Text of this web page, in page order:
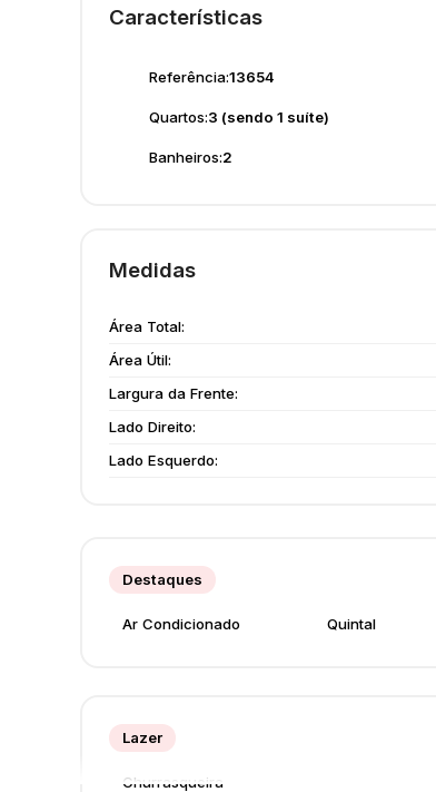
Características
Referência:13654
Quartos:3 (sendo 1 suíte)
Banheiros:2
Medidas
Área Total:
Área Útil:
Largura da Frente:
Lado Direito:
Lado Esquerdo:
Destaques
Ar Condicionado Quintal
Lazer
Churrasqueira